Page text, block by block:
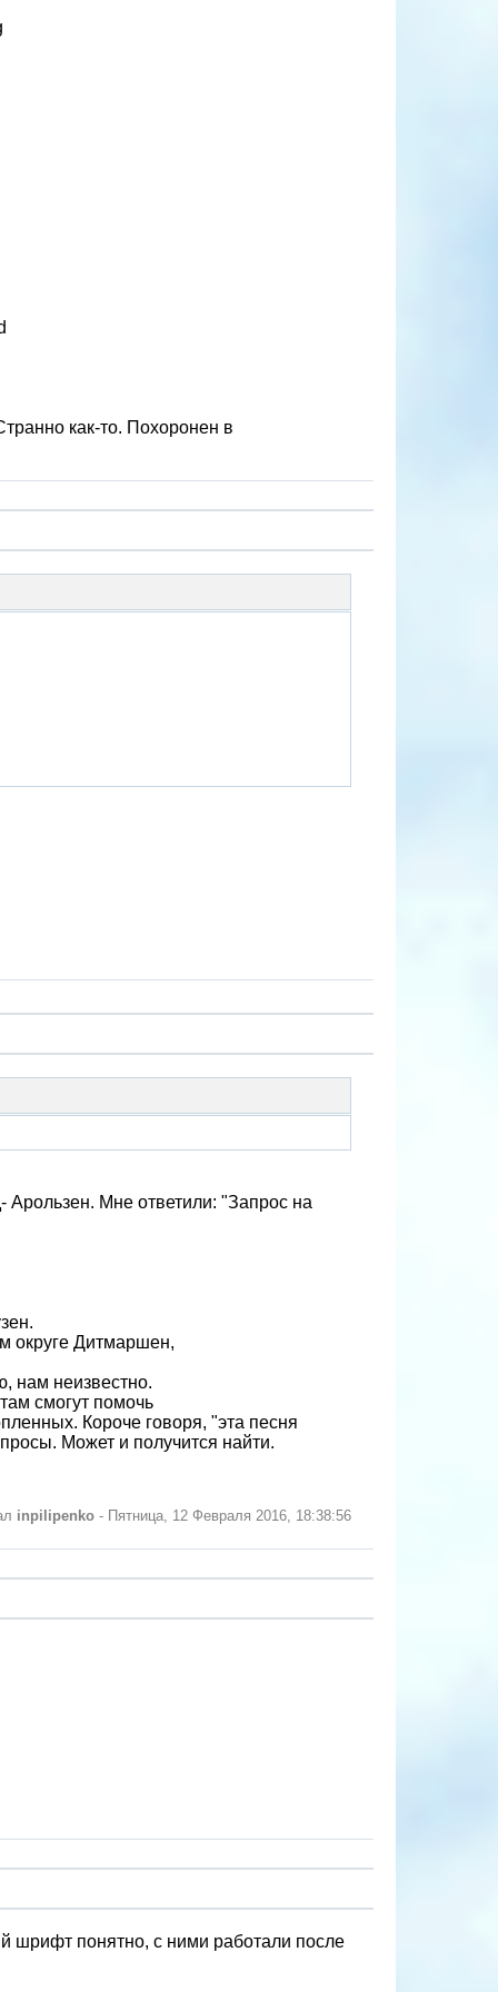
как-то. Похоронен в
Арользен. Мне ответили: "Запрос на
округе Дитмаршен,
нам неизвестно.
смогут помочь
Короче говоря, "эта песня
Может и получится найти.
inpilipenko - Пятница, 12 Февраля 2016, 18:38:56
шрифт понятно, с ними работали после